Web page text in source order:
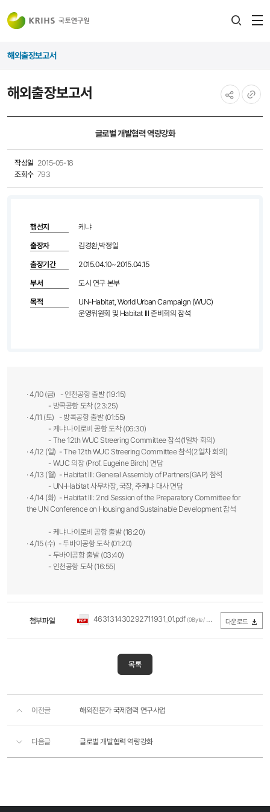
해외출장보고서
해외출장보고서
글로벌 개발협력 역량강화
작성일 2015-05-18
조회수 793
행선지 케냐
출장자 김경환,박정일
출장기간 2015.04.10~2015.04.15
부서 도시 연구 본부
목적
UN-Habitat, World Urban Campaign (WUC)
운영위원회 및 Habitat III 준비회의 참석
· 4/10 (금) - 인천공항 출발 (19:15)
- 방콕공항 도착 (23:25)
· 4/11 (토) - 방콕공항 출발 (01:55)
- 케냐 나이로비 공항 도착 (06:30)
- The 12th WUC Streering Committee 참석(1일차 회의)
· 4/12 (일) - The 12th WUC Streering Committee 참석(2일차 회의)
- WUC 의장 (Prof. Eugeine Birch) 면담
· 4/13 (월) - Habitat III: General Assembly of Partners(GAP) 참석
- UN-Habitat 사무차장, 국장, 주케냐 대사 면담
· 4/14 (화) - Habitat III: 2nd Session of the Preparatory Committee for
the UN Conference on Housing and Sustainable Development 참석
- 케냐 나이로비 공항 출발 (18:20)
· 4/15 (수) - 두바이공항 도착 (01:20)
- 두바이공항 출발 (03:40)
- 인천공항 도착 (16:55)
첨부파일 463131430292711931_01.pdf (0Byte / 다운로드 220회) 다운로드
목록
이전글 해외전문가 국제협력 연구사업
다음글 글로벌 개발협력 역량강화